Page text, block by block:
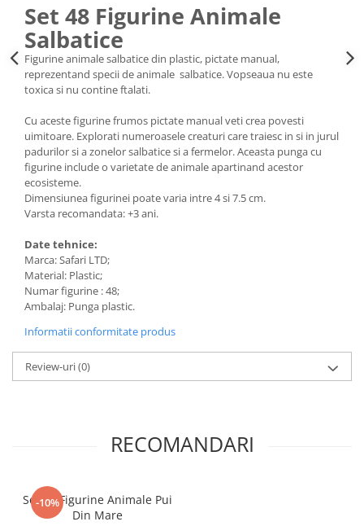
Set 48 Figurine Animale
Salbatice
Figurine animale salbatice din plastic, pictate manual,
reprezentand specii de animale salbatice. Vopseaua nu este
toxica si nu contine ftalati.
Cu aceste figurine frumos pictate manual veti crea povesti
uimitoare. Explorati numeroasele creaturi care traiesc in si in jurul
padurilor si a zonelor salbatice si a fermelor. Aceasta punga cu
figurine include o varietate de animale apartinand acestor
ecosisteme.
Dimensiunea figurinei poate varia intre 4 si 7.5 cm.
Varsta recomandata: +3 ani.
Date tehnice:
Marca: Safari LTD;
Material: Plastic;
Numar figurine : 48;
Ambalaj: Punga plastic.
Informatii conformitate produs
Review-uri(0)
RECOMANDARI
-10%
Set 48 Figurine Animale Pui
Din Mare